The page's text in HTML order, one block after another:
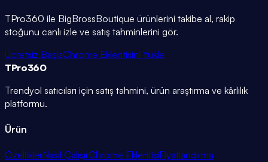
TPro360 ile BigBrossBoutique ürünlerini takibe al, rakip
stoğunu canlı izle ve satış tahminlerini gör.
Ücretsiz BaşlaChrome Eklentisini Yükle
TPro360
Trendyol satıcıları için satış tahmini, ürün araştırma ve kârlılık
platformu.
Ürün
ÖzelliklerNasıl ÇalışırChrome EklentisiFiyatlandırma